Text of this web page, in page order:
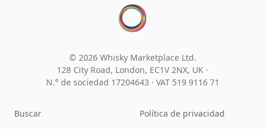
© 2026 Whisky Marketplace Ltd.
128 City Road, London, EC1V 2NX, UK ·
N.° de sociedad 17204643 · VAT 519 9116 71
Buscar
Política de privacidad